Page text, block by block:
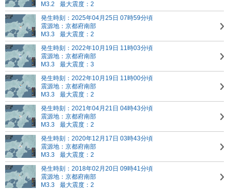
M3.2
最大震度：2
発生時刻：2025年04月25日 07時59分頃
震源地：京都府南部
M3.3
最大震度：2
発生時刻：2022年10月19日 11時03分頃
震源地：京都府南部
M3.3
最大震度：3
発生時刻：2022年10月19日 11時00分頃
震源地：京都府南部
M3.3
最大震度：2
発生時刻：2021年04月21日 04時43分頃
震源地：京都府南部
M3.3
最大震度：2
発生時刻：2020年12月17日 03時43分頃
震源地：京都府南部
M3.3
最大震度：2
発生時刻：2018年02月20日 09時41分頃
震源地：京都府南部
M3.3
最大震度：2